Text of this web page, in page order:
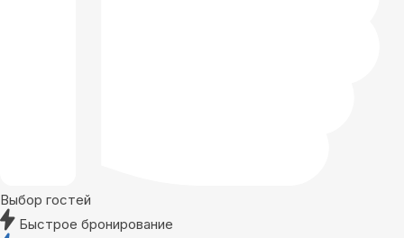
Выбор гостей
Быстрое бронирование